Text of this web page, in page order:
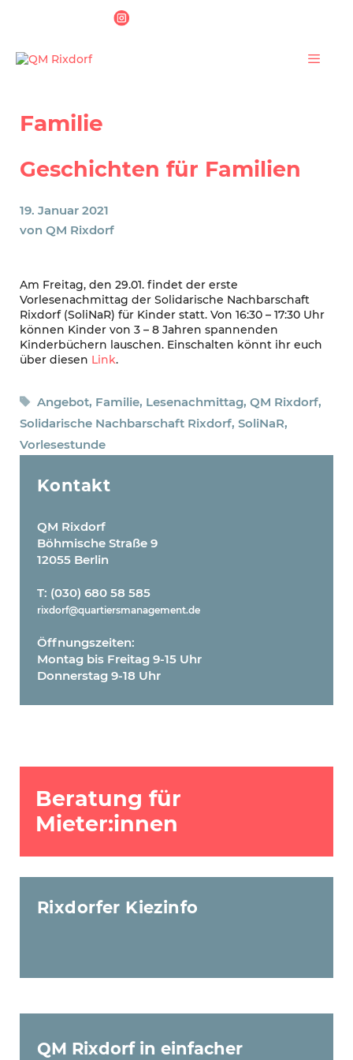
Familie
Geschichten für Familien
19. Januar 2021
von QM Rixdorf
Am Freitag, den 29.01. findet der erste
Vorlesenachmittag der Solidarische Nachbarschaft
Rixdorf (SoliNaR) für Kinder statt. Von 16:30 – 17:30 Uhr
können Kinder von 3 – 8 Jahren spannenden
Kinderbüchern lauschen. Einschalten könnt ihr euch
über diesen Link.
Schlagwörter
Angebot, Familie, Lesenachmittag, QM Rixdorf,
Solidarische Nachbarschaft Rixdorf, SoliNaR,
Vorlesestunde
Kontakt
QM Rixdorf
Böhmische Straße 9
12055 Berlin
T: (030) 680 58 585
rixdorf@quartiersmanagement.de
Öffnungszeiten:
Montag bis Freitag 9-15 Uhr
Donnerstag 9-18 Uhr
Beratung für
Mieter:innen
Rixdorfer Kiezinfo
QM Rixdorf in einfacher